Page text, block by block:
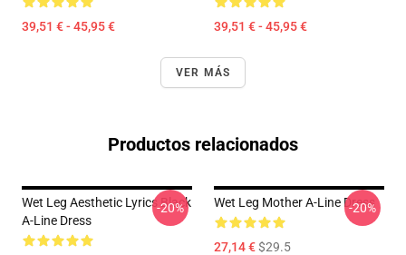
39,51 € - 45,95 € 39,51 € - 45,95 €
VER MÁS
Productos relacionados
Wet Leg Aesthetic Lyrics Black
A-Line Dress
-20% Wet Leg Mother A-Line Dress
27,14 €$29.5
-20%